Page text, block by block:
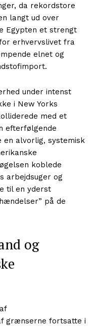
da rekordstore
langt ud over
Egypten et strengt
erhvervslivet fra
elnet og
under intenst
i New Yorks
med et
efterfølgende
alvorlig, systemisk
koblede
arbejdsuger og
til en yderst
på de
og
grænserne fortsatte i